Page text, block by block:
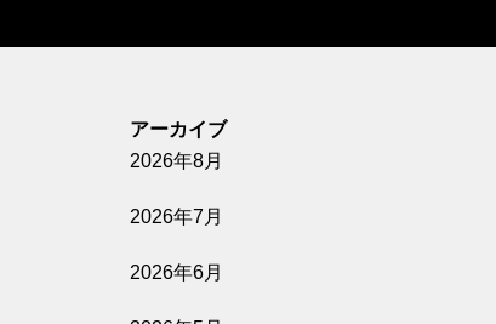
GUN FISH あなたの知らないフグの世
アーカイブ
2026年8月
2026年7月
2026年6月